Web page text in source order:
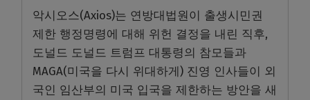
악시오스(Axios)는 연방대법원이 출생시민권
제한 행정명령에 대해 위헌 결정을 내린 직후,
도널드 도널드 트럼프 대통령의 참모들과
MAGA(미국을 다시 위대하게) 진영 인사들이 외
국인 임산부의 미국 입국을 제한하는 방안을 새